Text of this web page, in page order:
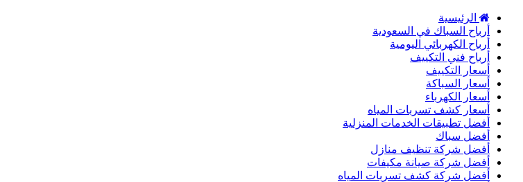
الرئيسية
أرباح السباك في السعودية
أرباح الكهربائي اليومية
أرباح فني التكييف
أسعار التكييف
أسعار السباكة
أسعار الكهرباء
أسعار كشف تسربات المياه
أفضل تطبيقات الخدمات المنزلية
أفضل سباك
أفضل شركة تنظيف منازل
أفضل شركة صيانة مكيفات
أفضل شركة كشف تسربات المياه